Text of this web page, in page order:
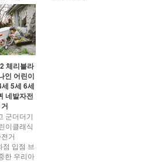
체리블라
인 어린이
5세 6세
네발자전
거
군더더기
이클래식
거
점 입점 브
한 우리아